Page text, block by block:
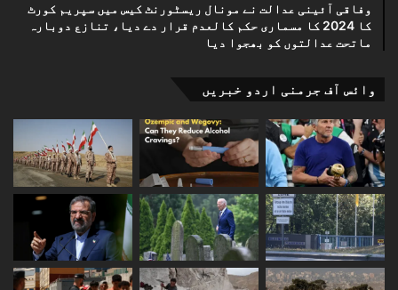
وفاقی آئینی عدالت نے مونال ریسٹورنٹ کیس میں سپریم کورٹ
کا 2024 کا مسماری حکم کالعدم قرار دے دیا، تنازع دوبارہ
ماتحت عدالتوں کو بھجوا دیا
وائس آف جرمنی اردو خبریں